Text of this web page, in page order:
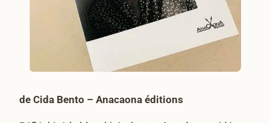
de Cida Bento – Anacaona éditions